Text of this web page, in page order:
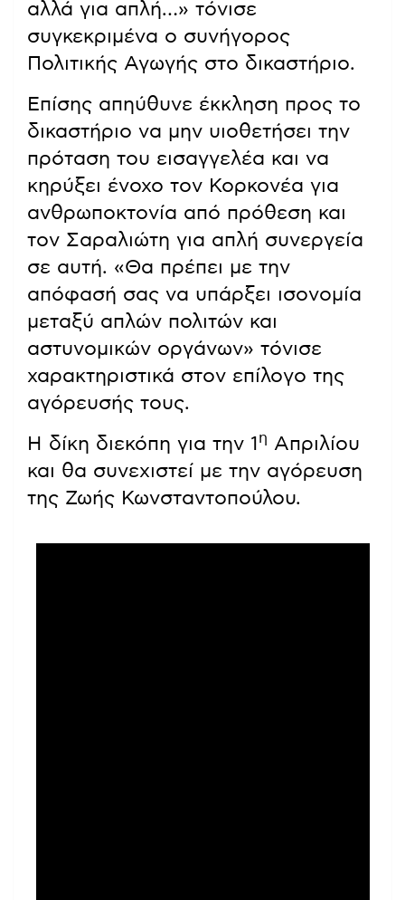
αλλά για απλή…» τόνισε
συγκεκριμένα ο συνήγορος
Πολιτικής Αγωγής στο δικαστήριο.
Επίσης απηύθυνε έκκληση προς το
δικαστήριο να μην υιοθετήσει την
πρόταση του εισαγγελέα και να
κηρύξει ένοχο τον Κορκονέα για
ανθρωποκτονία από πρόθεση και
τον Σαραλιώτη για απλή συνεργεία
σε αυτή. «Θα πρέπει με την
απόφασή σας να υπάρξει ισονομία
μεταξύ απλών πολιτών και
αστυνομικών οργάνων» τόνισε
χαρακτηριστικά στον επίλογο της
αγόρευσής τους.
Η δίκη διεκόπη για την 1 η Απριλίου
και θα συνεχιστεί με την αγόρευση
της Ζωής Κωνσταντοπούλου.